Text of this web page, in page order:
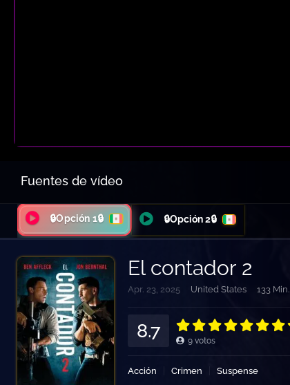
Fuentes de vídeo
🔒Opción 1🔒 🔒Opción 2🔒
El contador 2
Apr. 23, 2025 United States 133 Min.
8.7 9 votos
Acción Crimen Suspense